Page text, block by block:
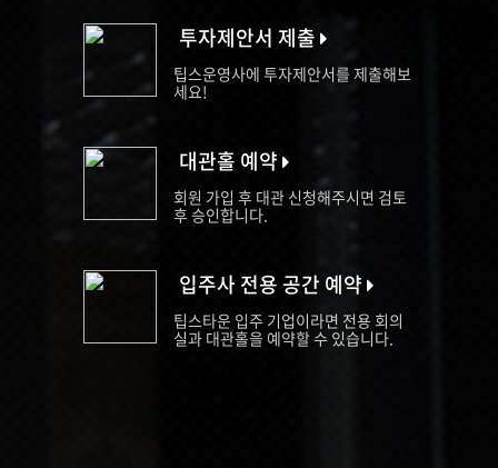
투자제안서 제출
팁스운영사에 투자제안서를 제출해보
세요!
대관홀 예약
회원 가입 후 대관 신청해주시면 검토
후 승인합니다.
입주사 전용 공간 예약
팁스타운 입주 기업이라면 전용 회의
실과 대관홀을 예약할 수 있습니다.